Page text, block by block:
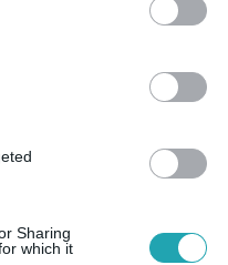
Sharing
which it